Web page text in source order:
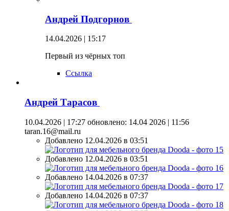
Андрей Подгорнов
14.04.2026 | 15:17
Первый из чёрных топ
Ссылка
Андрей Тарасов
10.04.2026 | 17:27 обновлено: 14.04 2026 | 11:56
taran.16@mail.ru
Добавлено 12.04.2026 в 03:51
Добавлено 12.04.2026 в 03:51
Добавлено 14.04.2026 в 07:37
Добавлено 14.04.2026 в 07:37